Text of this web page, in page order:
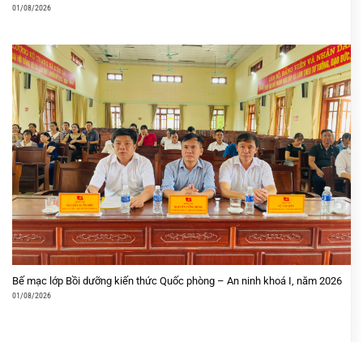
01/08/2026
Bế mạc lớp Bồi dưỡng kiến thức Quốc phòng – An ninh khoá I, năm 2026
01/08/2026